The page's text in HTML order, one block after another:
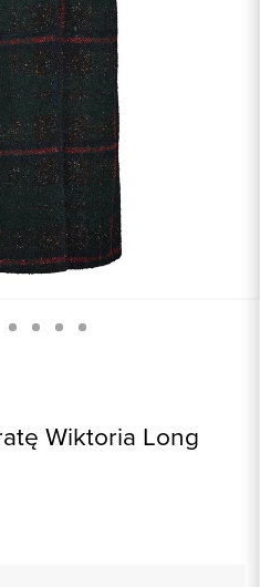
Wiktoria Long